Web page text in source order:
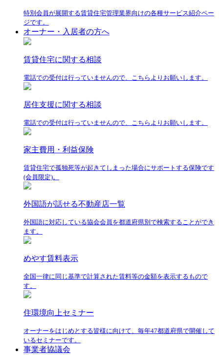
特別会員が展開する賃貸住宅管理業界向けの各種サービス紹介ペー
ジです。
オーナー・入居者の方へ
賃貸住宅に関する相談
電話での受付は行っていませんので、こちらよりお願いします。
居住支援に関する相談
電話での受付は行っていませんので、こちらよりお願いします。
家主費用・利益保険
賃貸住宅で孤独死等が起きてしまった場合にサポートする保険です
(会員限定)。
外国語が話せる不動産店一覧
外国語に対応している協会会員を都道府県別で検索することができ
ます。
めやす賃料表示
全国一律に同じ基準で計算された賃料等の金額を表示するもので
す。
住環境向上セミナー
オーナーをはじめとする皆様に向けて、毎年47都道府県で開催して
いるセミナーです。
事業者協議会